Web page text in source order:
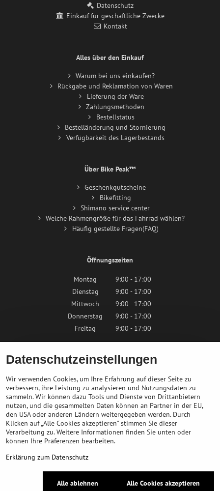
Datenschutz
Einkauf für geschäftliche Zwecke
Kontakt
Alles über den Einkauf
Warum bei uns einkaufen?
Rückgabe und Reklamation von Waren
Lieferung der Ware
Zahlungsmethoden
Bestellstatus
Bestelländerung und Stornierung
Verfügbarkeit des Lagerbestands
Über Bike Peak™
Geschenkgutscheine
Bikefitting
Shimano service center
Welche Rahmengröße für das Fahrrad wählen?
Häufig gestellte Fragen(FAQ)
Öffnungszeiten
Montag
9:00 - 17:00
Dienstag
9:00 - 17:00
Mittwoch
9:00 - 17:00
Donnerstag
9:00 - 17:00
Freitag
9:00 - 17:00
Samstag
9:00 - 12:00
Sonntag
Geschlossen
Kontaktieren Sie uns
info@bikepeak.at
+436764858804
©
Urheberrecht
Datenschutzeinstellungen
Wir verwenden Cookies, um Ihre Erfahrung auf dieser Seite zu
verbessern, ihre Leistung zu analysieren und Nutzungsdaten zu
sammeln. Wir können dazu Tools und Dienste von Drittanbietern
nutzen, und die gesammelten Daten können an Partner in der EU,
den USA oder anderen Ländern weitergegeben werden. Durch
Klicken auf „Alle Cookies akzeptieren" stimmen Sie dieser
Verarbeitung zu. Weitere Informationen finden Sie unten oder
können Ihre Präferenzen bearbeiten.
Erklärung zum Datenschutz
Alle Cookies akzeptieren
Alle ablehnen